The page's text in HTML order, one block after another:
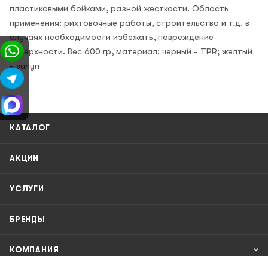
пластиковыми бойками, разной жесткости. Область
применения: рихтовочные работы, строительство и т.д. в
случаях необходимости избежать, повреждение
поверхности. Вес 600 гр, материал: черный - TPR; желтый
- surlyn
КАТАЛОГ
АКЦИИ
УСЛУГИ
БРЕНДЫ
КОМПАНИЯ